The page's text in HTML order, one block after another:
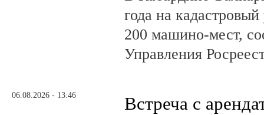
года на
200 машино-мест,
Управления
06.08.2026 - 13:46
Встреча с